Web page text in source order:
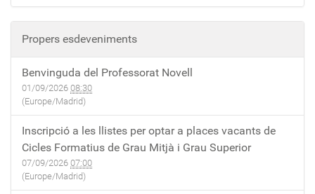
Propers esdeveniments
Benvinguda del Professorat Novell
01/09/2026 08:30
(Europe/Madrid)
Inscripció a les llistes per optar a places vacants de
Cicles Formatius de Grau Mitjà i Grau Superior
07/09/2026 07:00
(Europe/Madrid)